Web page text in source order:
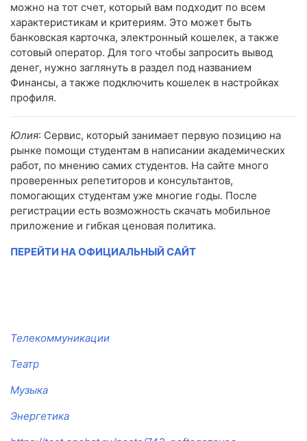
можно на тот счет, который вам подходит по всем
характеристикам и критериям. Это может быть
банковская карточка, электронный кошелек, а также
сотовый оператор. Для того чтобы запросить вывод
денег, нужно заглянуть в раздел под названием
Финансы, а также подключить кошелек в настройках
профиля.
Юлия: Сервис, который занимает первую позицию на
рынке помощи студентам в написании академических
работ, по мнению самих студентов. На сайте много
проверенных репетиторов и консультантов,
помогающих студентам уже многие годы. После
регистрации есть возможность скачать мобильное
приложение и гибкая ценовая политика.
ПЕРЕЙТИ НА ОФИЦИАЛЬНЫЙ САЙТ
Телекоммуникации
Театр
Музыка
Энергетика